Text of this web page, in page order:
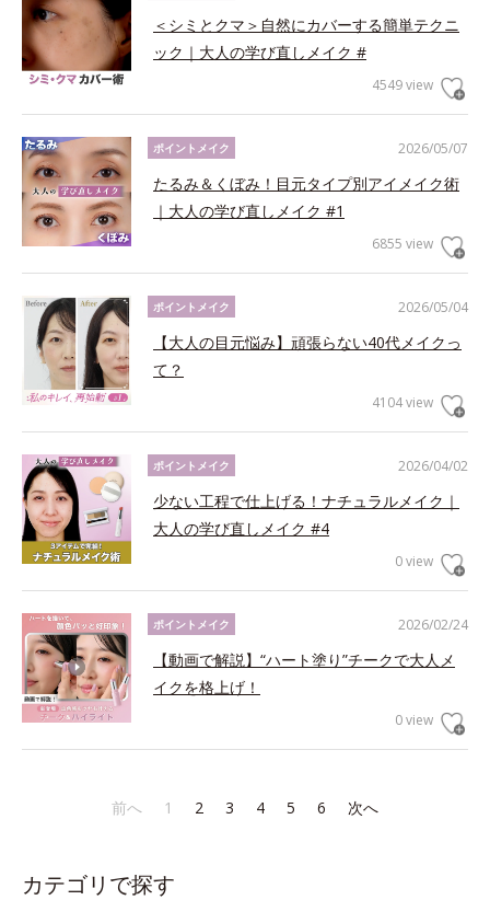
＜シミとクマ＞自然にカバーする簡単テクニ
ック｜大人の学び直しメイク #
4549 view
2026/05/07
ポイントメイク
たるみ＆くぼみ！目元タイプ別アイメイク術
｜大人の学び直しメイク #1
6855 view
2026/05/04
ポイントメイク
【大人の目元悩み】頑張らない40代メイクっ
て？
4104 view
2026/04/02
ポイントメイク
少ない工程で仕上げる！ナチュラルメイク｜
大人の学び直しメイク #4
0 view
2026/02/24
ポイントメイク
【動画で解説】“ハート塗り”チークで大人メ
イクを格上げ！
0 view
前へ 1 2 3 4 5 6 次へ
カテゴリで探す